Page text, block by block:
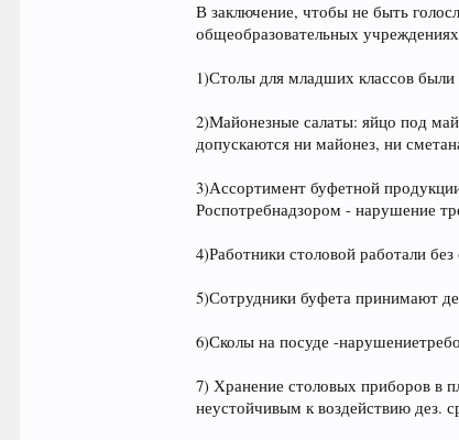
В заключение, чтобы не быть
общеобразовательных
1)Столы для младших классов
2)Майонезные салаты: яйцо под
допускаются ни майонез, ни
3)Ассортимент буфетной
Роспотребнадзором - нарушение
4)Работники столовой работали
5)Сотрудники буфета принимают
6)Сколы на посуде -
7) Хранение столовых приборов в
неустойчивым к воздействию дез.